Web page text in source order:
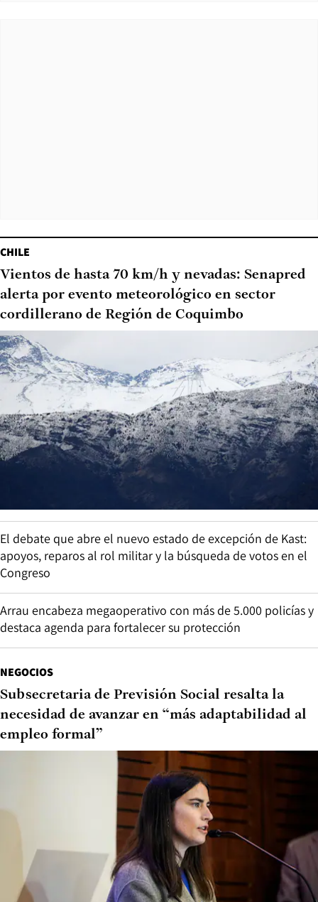
CHILE
Vientos de hasta 70 km/h y nevadas: Senapred
alerta por evento meteorológico en sector
cordillerano de Región de Coquimbo
El debate que abre el nuevo estado de excepción de Kast:
apoyos, reparos al rol militar y la búsqueda de votos en el
Congreso
Arrau encabeza megaoperativo con más de 5.000 policías y
destaca agenda para fortalecer su protección
NEGOCIOS
Subsecretaria de Previsión Social resalta la
necesidad de avanzar en “más adaptabilidad al
empleo formal”